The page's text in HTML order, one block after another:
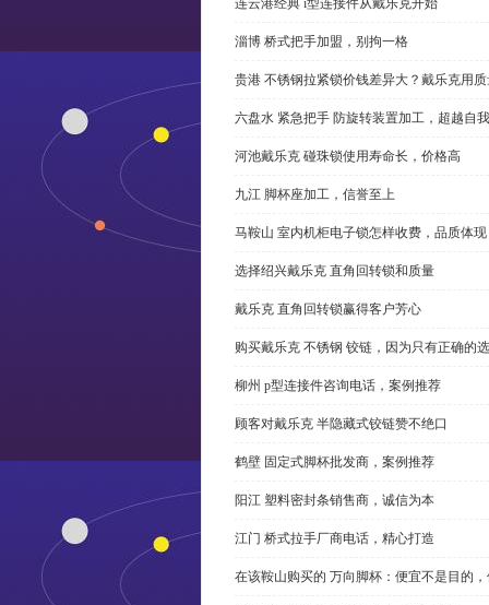
连云港经典 i型连接件从戴乐克开始
淄博 桥式把手加盟，别拘一格
贵港 不锈钢拉紧锁价钱差异大？戴乐克用
六盘水 紧急把手 防旋转装置加工，超越自我
河池戴乐克 碰珠锁使用寿命长，价格高
九江 脚杯座加工，信誉至上
马鞍山 室内机柜电子锁怎样收费，品质体现
选择绍兴戴乐克 直角回转锁和质量
戴乐克 直角回转锁赢得客户芳心
购买戴乐克 不锈钢 铰链，因为只有正确的
柳州 p型连接件咨询电话，案例推荐
顾客对戴乐克 半隐藏式铰链赞不绝口
鹤壁 固定式脚杯批发商，案例推荐
阳江 塑料密封条销售商，诚信为本
江门 桥式拉手厂商电话，精心打造
在该鞍山购买的 万向脚杯：便宜不是目的